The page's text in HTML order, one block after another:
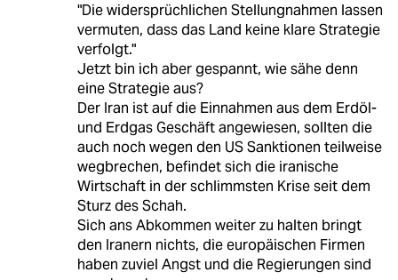
"Die widersprüchlichen Stellungnahmen lassen
vermuten, dass das Land keine klare Strategie
verfolgt."
Jetzt bin ich aber gespannt, wie sähe denn
eine Strategie aus?
Der Iran ist auf die Einnahmen aus dem Erdöl-
und Erdgas Geschäft angewiesen, sollten die
auch noch wegen den US Sanktionen teilweise
wegbrechen, befindet sich die iranische
Wirtschaft in der schlimmsten Krise seit dem
Sturz des Schah.
Sich ans Abkommen weiter zu halten bringt
den Iranern nichts, die europäischen Firmen
haben zuviel Angst und die Regierungen sind